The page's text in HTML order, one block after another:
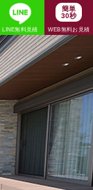
LINE無料見積
簡単
30秒
WEB無料お見積